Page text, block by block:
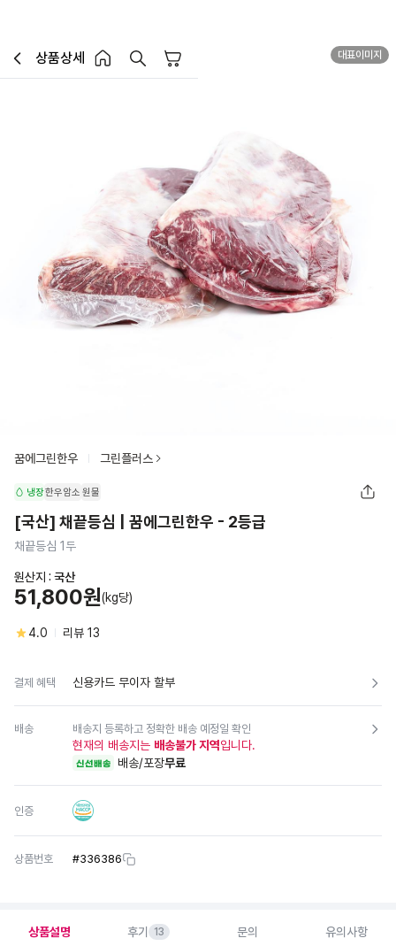
이전페이지로 이동
상품상세
홈 버튼홈 장바구니
대표이미지
꿈에그린한우 그린플러스
냉장한우암소 원물
[국산] 채끝등심 | 꿈에그린한우 - 2등급
채끝등심 1두
원산지 : 국산
51,800원(kg당)
4.0 리뷰 13
결제 혜택 신용카드 무이자 할부
배송 배송지 등록하고 정확한 배송 예정일 확인
현재의 배송지는 배송불가 지역입니다.
신선배송 배송/포장무료
인증
상품번호 #336386
상품설명 후기 13 문의 유의사항